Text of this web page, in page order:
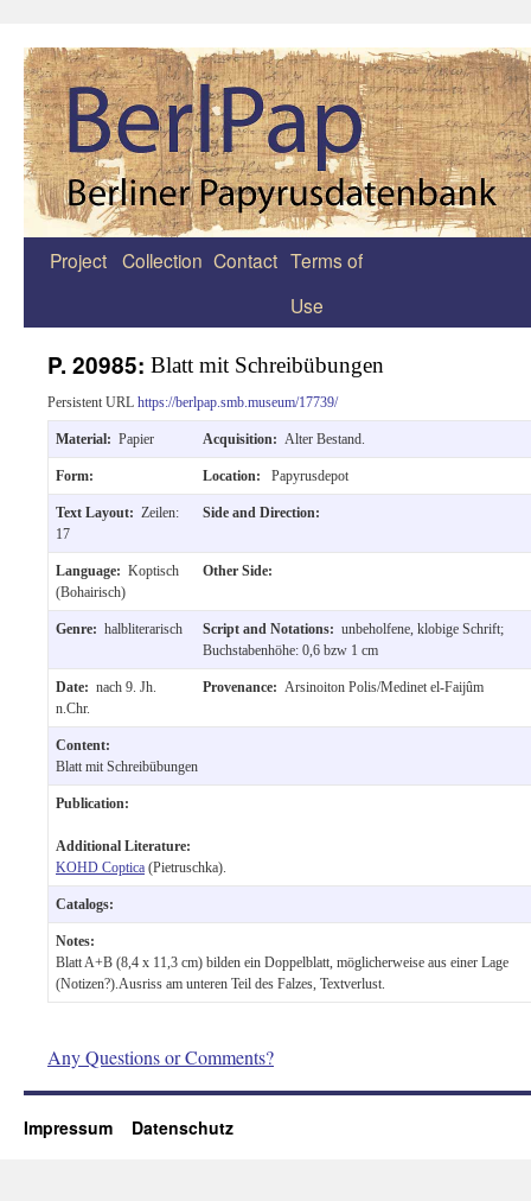
Zum
Project Collection Contact Terms of
Use
P. 20985: Blatt mit Schreibübungen
Persistent URL https://berlpap.smb.museum/17739/
Material: Papier Acquisition: Alter Bestand.
Form: Location: Papyrusdepot
Text Layout: Zeilen:
17
Side and Direction:
Language: Koptisch
(Bohairisch)
Other Side:
Genre: halbliterarisch Script and Notations: unbeholfene, klobige Schrift;
Buchstabenhöhe: 0,6 bzw 1 cm
Date: nach 9. Jh.
n.Chr.
Provenance: Arsinoiton Polis/Medinet el-Faijûm
Content:
Blatt mit Schreibübungen
Publication:
Additional Literature:
KOHD Coptica (Pietruschka).
Catalogs:
Notes:
Blatt A+B (8,4 x 11,3 cm) bilden ein Doppelblatt, möglicherweise aus einer Lage
(Notizen?).Ausriss am unteren Teil des Falzes, Textverlust.
Any Questions or Comments?
Impressum Datenschutz